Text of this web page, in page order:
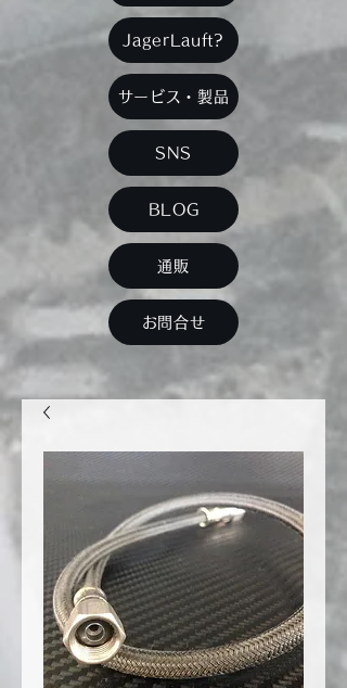
JagerLauft?
サービス・製品
SNS
BLOG
通販
お問合せ